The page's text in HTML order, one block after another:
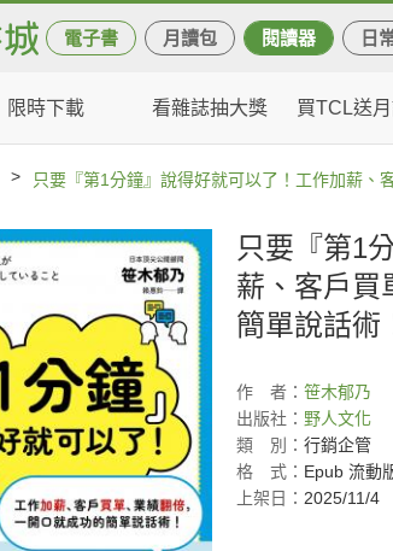
電子書 月讀包 閱讀器 日
限時下載 看雜誌抽大獎 買TCL送
> 只要『第1分鐘』說得好就可以了！工作加薪、
只要『第1
薪、客戶買
簡單說話術
作 者： 笹木郁乃
出版社： 野人文化
類
別： 行銷企管
格
式： Epub 流動
上架日： 2025/11/4